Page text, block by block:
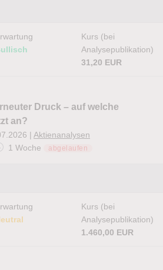
Kurs (bei
Analysepublikation)
31,20 EUR
Druck – auf welche
an?
| Aktienanalysen
1 Woche abgelaufen
Kurs (bei
Analysepublikation)
1.460,00 EUR